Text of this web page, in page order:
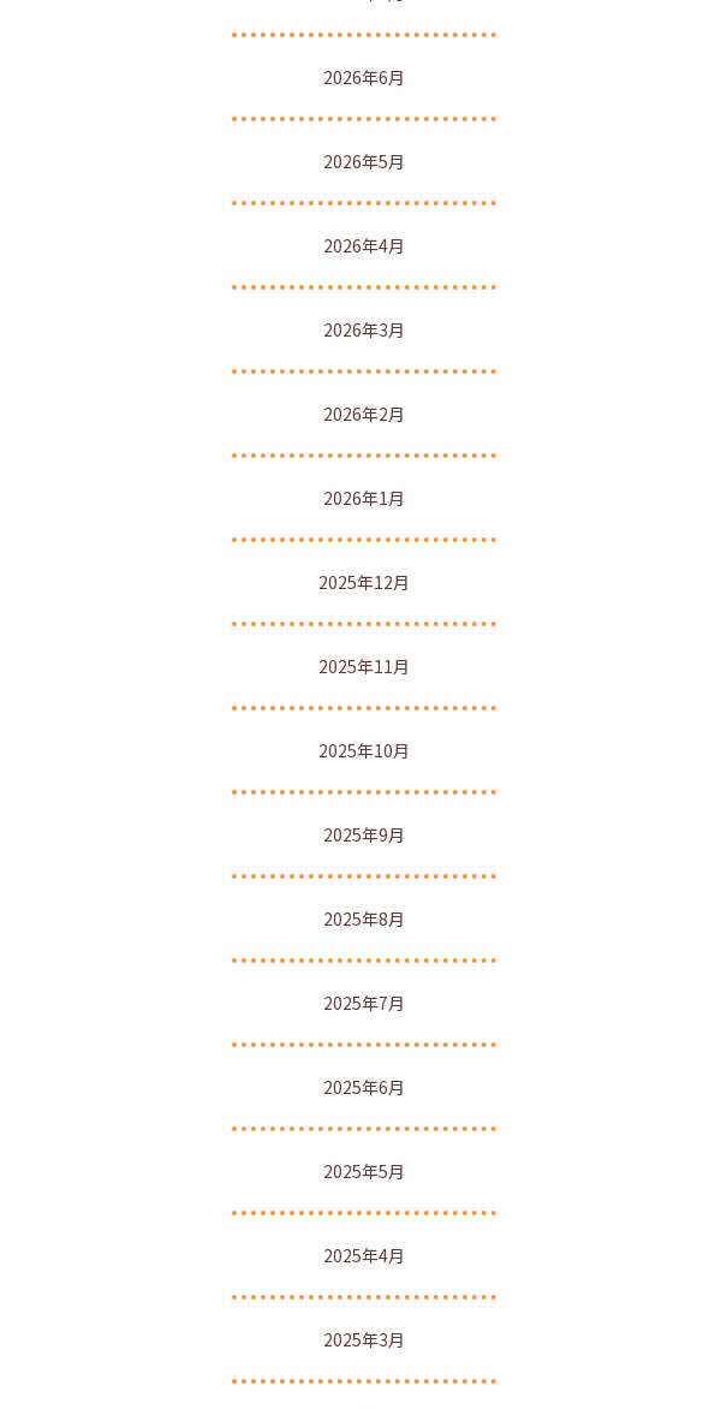
2026年6月
2026年5月
2026年4月
2026年3月
2026年2月
2026年1月
2025年12月
2025年11月
2025年10月
2025年9月
2025年8月
2025年7月
2025年6月
2025年5月
2025年4月
2025年3月